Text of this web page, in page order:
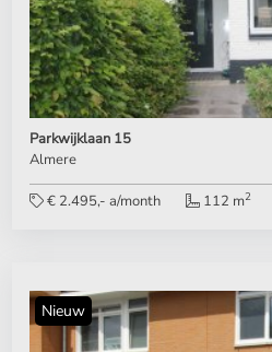
Parkwijklaan 15
Almere
€ 2.495,- a/month 112 m2
Nieuw